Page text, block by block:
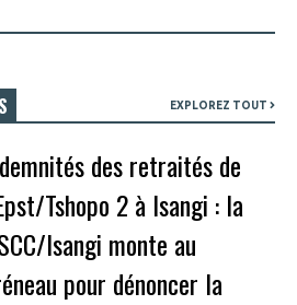
EXPLOREZ TOUT
des retraités de
Tshopo 2 à Isangi : la
Isangi monte au
pour dénoncer la